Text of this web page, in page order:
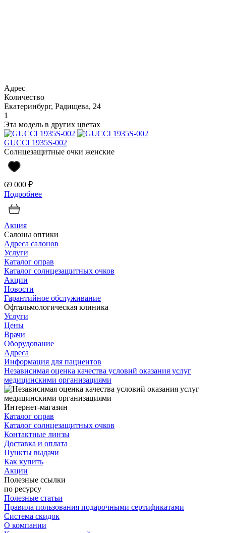
Адрес
Количество
Екатеринбург, Радищева, 24
1
Эта модель в других цветах
GUCCI 1935S-002
Солнцезащитные очки женские
69 000 ₽
Подробнее
Акция
Салоны оптики
Адреса салонов
Услуги
Каталог оправ
Каталог солнцезащитных очков
Акции
Новости
Гарантийное обслуживание
Офтальмологическая клиника
Услуги
Цены
Врачи
Оборудование
Адреса
Информация для пациентов
Независимая оценка качества условий оказания услуг
медицинскими организациями
Интернет-магазин
Каталог оправ
Каталог солнцезащитных очков
Контактные линзы
Доставка и оплата
Пункты выдачи
Как купить
Акции
Полезные ссылки
по ресурсу
Полезные статьи
Правила пользования подарочными сертификатами
Система скидок
О компании